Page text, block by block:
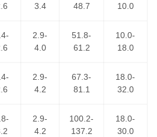
卫星系统全程跟踪，全程保险，
3.4
48.7
10.0
2.9-
4.0
51.8-
61.2
10.0-
18.0
2.9-
4.2
67.3-
81.1
18.0-
32.0
2.9-
4.2
100.2-
137.2
18.0-
30.0